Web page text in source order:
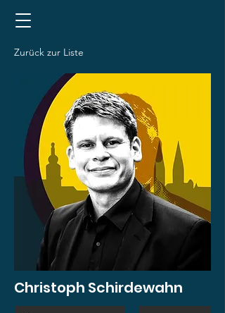
Zurück zur Liste
Christoph Schirdewahn